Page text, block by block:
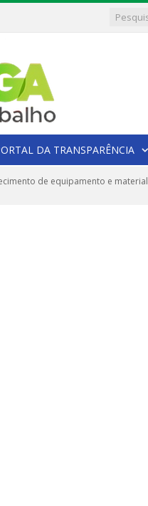
DA TRANSPARÊNCIA
de equipamento e material